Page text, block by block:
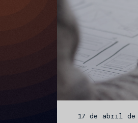
17 de abril de